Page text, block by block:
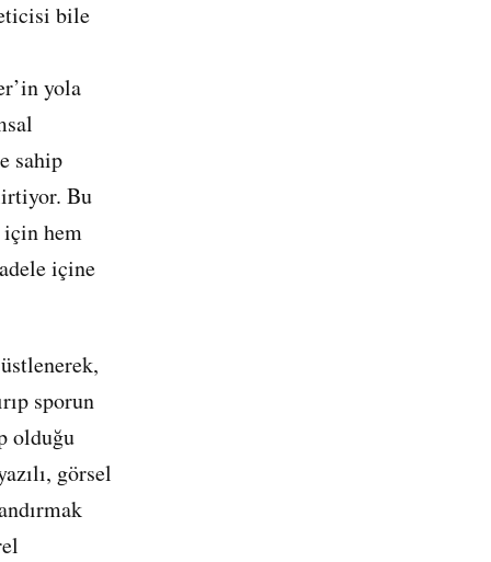
bile
yola
sahip
Bu
için hem
içine
sporun
olduğu
görsel